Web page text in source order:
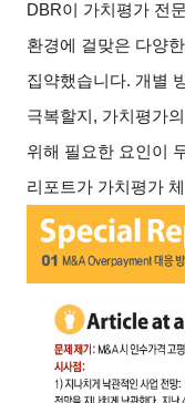
DBR이 가치평가 전
환경에 걸맞은 다양
집약했습니다. 개별
극복할지, 가치평가
위해 필요한 요인이
리포트가 가치평가